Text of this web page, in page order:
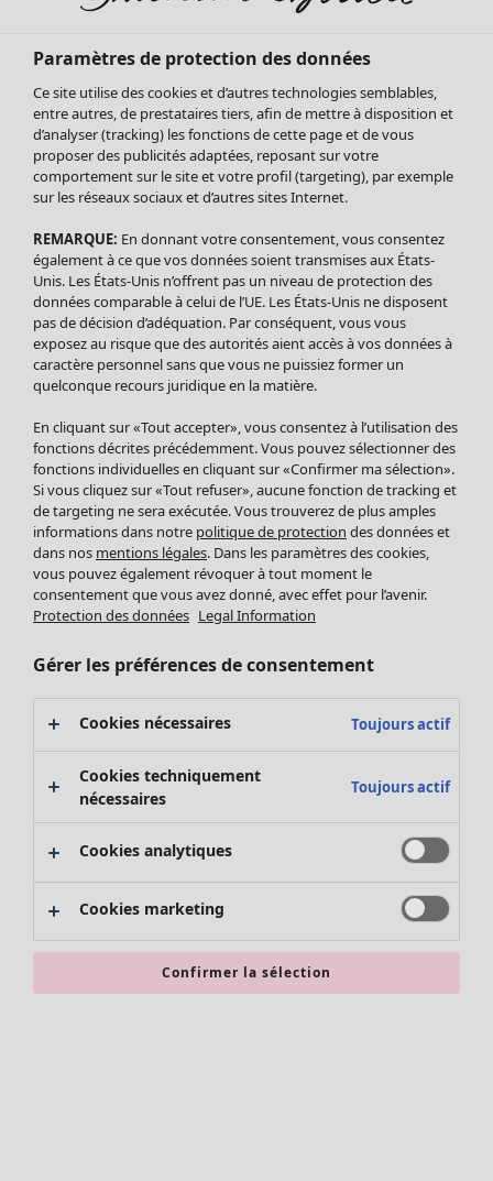
Soldes Vêtements
Tous les vêtements
Robes
Tuniques
Blouses
Tops
Gilets
Pantalon
Jupes
Leggings et collants
Accessoires
Chaussures
Vêtements de bain
Basics
Soldes Mobilier
Bonnes affaires déco
Décoration
Textiles
Tapis
Éponge
Promos SOLDES
Les promos de Gudrun Sjödén
Nouvel arrivage
Bonnes affaires en soldes - jusqu'à -70
Paramètres de protection des données
Ce site utilise des cookies et d’autres technologies semblables,
entre autres, de prestataires tiers, afin de mettre à disposition et
d’analyser (tracking) les fonctions de cette page et de vous
proposer des publicités adaptées, reposant sur votre
comportement sur le site et votre profil (targeting), par exemple
sur les réseaux sociaux et d’autres sites Internet.
REMARQUE: En donnant votre consentement, vous consentez
également à ce que vos données soient transmises aux États-
Unis. Les États-Unis n’offrent pas un niveau de protection des
données comparable à celui de l’UE. Les États-Unis ne disposent
pas de décision d’adéquation. Par conséquent, vous vous
exposez au risque que des autorités aient accès à vos données à
caractère personnel sans que vous ne puissiez former un
quelconque recours juridique en la matière.
En cliquant sur «Tout accepter», vous consentez à l’utilisation des
fonctions décrites précédemment. Vous pouvez sélectionner des
fonctions individuelles en cliquant sur «Confirmer ma sélection».
Si vous cliquez sur «Tout refuser», aucune fonction de tracking et
de targeting ne sera exécutée. Vous trouverez de plus amples
informations dans notre politique de protection des données et
dans nos mentions légales. Dans les paramètres des cookies,
vous pouvez également révoquer à tout moment le
consentement que vous avez donné, avec effet pour l’avenir.
Protection des données Legal Information
Gérer les préférences de consentement
Cookies nécessaires Toujours actif
Cookies techniquement
nécessaires
Toujours actif
Cookies analytiques
Cookies marketing
Confirmer la sélection